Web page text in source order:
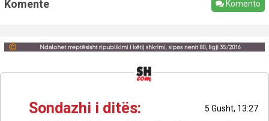
Komente Komento
Sondazhi i ditës: 5 Gusht, 13:27